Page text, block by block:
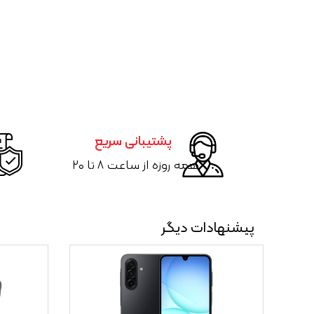
پشتیبانی سریع
همه روزه از ساعت ۸ تا ۲۰
پیشنهادات دیگر